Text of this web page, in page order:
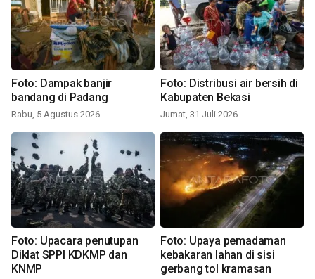
Foto: Dampak banjir
bandang di Padang
Rabu, 5 Agustus 2026
Foto: Distribusi air bersih di
Kabupaten Bekasi
Jumat, 31 Juli 2026
Foto: Upacara penutupan
Diklat SPPI KDKMP dan
KNMP
Foto: Upaya pemadaman
kebakaran lahan di sisi
gerbang tol kramasan